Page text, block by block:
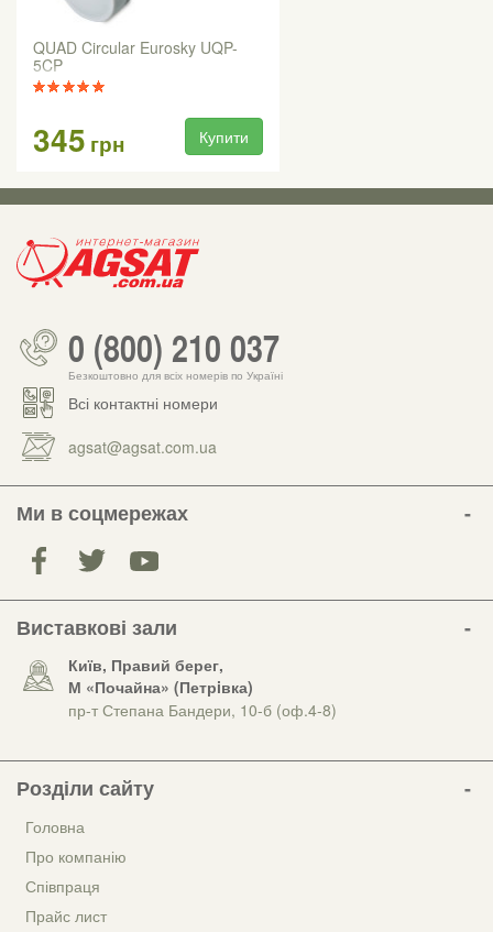
QUAD Circular Eurosky UQP-
5CP
345 грн Купити
0 (800) 210 037
Безкоштовно для всіх номерів по Україні
Всі контактні номери
agsat@agsat.com.ua
Ми в соцмережах
Виставкові зали
Київ, Правий берег,
М «Почайна» (Петрiвка)
пр-т Степана Бандери, 10-б (оф.4-8)
Розділи сайту
Головна
Про компанію
Співпраця
Прайс лист